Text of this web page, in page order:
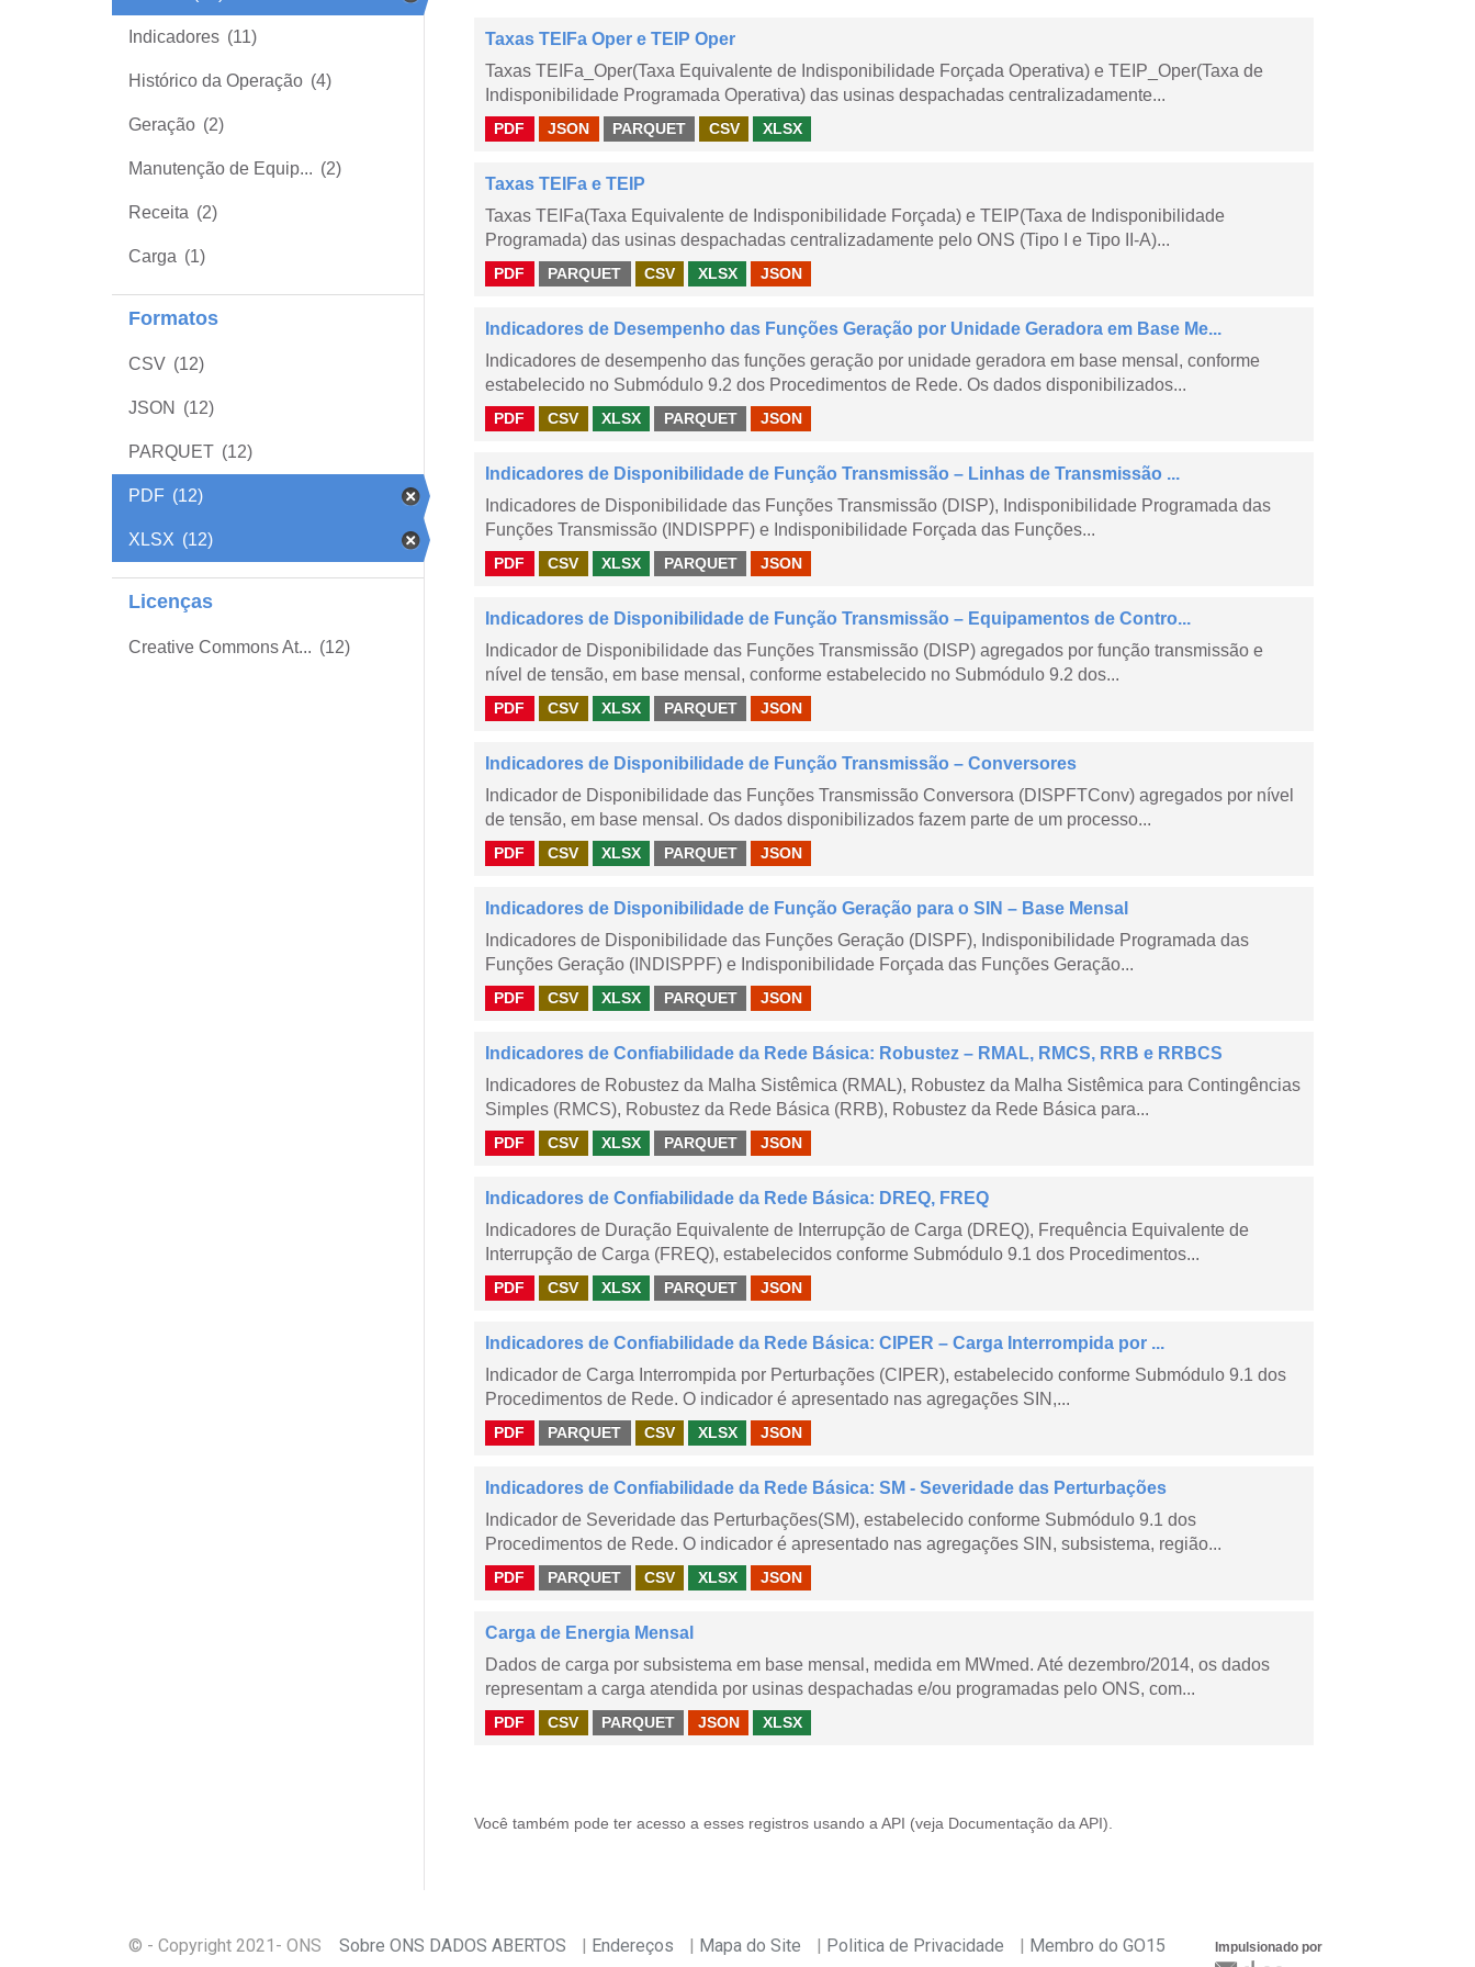
Indicadores (11)
Histórico da Operação (4)
Geração (2)
Manutenção de Equip... (2)
Receita (2)
Carga (1)
Formatos
CSV (12)
JSON (12)
PARQUET (12)
PDF (12)
XLSX (12)
Licenças
Creative Commons At... (12)
Taxas TEIFa Oper e TEIP Oper
Taxas TEIFa_Oper(Taxa Equivalente de Indisponibilidade Forçada Operativa) e TEIP_Oper(Taxa de
Indisponibilidade Programada Operativa) das usinas despachadas centralizadamente...
PDF JSON PARQUET CSV XLSX
Taxas TEIFa e TEIP
Taxas TEIFa(Taxa Equivalente de Indisponibilidade Forçada) e TEIP(Taxa de Indisponibilidade
Programada) das usinas despachadas centralizadamente pelo ONS (Tipo I e Tipo II-A)...
PDF PARQUET CSV XLSX JSON
Indicadores de Desempenho das Funções Geração por Unidade Geradora em Base Me...
Indicadores de desempenho das funções geração por unidade geradora em base mensal, conforme
estabelecido no Submódulo 9.2 dos Procedimentos de Rede. Os dados disponibilizados...
PDF CSV XLSX PARQUET JSON
Indicadores de Disponibilidade de Função Transmissão – Linhas de Transmissão ...
Indicadores de Disponibilidade das Funções Transmissão (DISP), Indisponibilidade Programada das
Funções Transmissão (INDISPPF) e Indisponibilidade Forçada das Funções...
PDF CSV XLSX PARQUET JSON
Indicadores de Disponibilidade de Função Transmissão – Equipamentos de Contro...
Indicador de Disponibilidade das Funções Transmissão (DISP) agregados por função transmissão e
nível de tensão, em base mensal, conforme estabelecido no Submódulo 9.2 dos...
PDF CSV XLSX PARQUET JSON
Indicadores de Disponibilidade de Função Transmissão – Conversores
Indicador de Disponibilidade das Funções Transmissão Conversora (DISPFTConv) agregados por nível
de tensão, em base mensal. Os dados disponibilizados fazem parte de um processo...
PDF CSV XLSX PARQUET JSON
Indicadores de Disponibilidade de Função Geração para o SIN – Base Mensal
Indicadores de Disponibilidade das Funções Geração (DISPF), Indisponibilidade Programada das
Funções Geração (INDISPPF) e Indisponibilidade Forçada das Funções Geração...
PDF CSV XLSX PARQUET JSON
Indicadores de Confiabilidade da Rede Básica: Robustez – RMAL, RMCS, RRB e RRBCS
Indicadores de Robustez da Malha Sistêmica (RMAL), Robustez da Malha Sistêmica para Contingências
Simples (RMCS), Robustez da Rede Básica (RRB), Robustez da Rede Básica para...
PDF CSV XLSX PARQUET JSON
Indicadores de Confiabilidade da Rede Básica: DREQ, FREQ
Indicadores de Duração Equivalente de Interrupção de Carga (DREQ), Frequência Equivalente de
Interrupção de Carga (FREQ), estabelecidos conforme Submódulo 9.1 dos Procedimentos...
PDF CSV XLSX PARQUET JSON
Indicadores de Confiabilidade da Rede Básica: CIPER – Carga Interrompida por ...
Indicador de Carga Interrompida por Perturbações (CIPER), estabelecido conforme Submódulo 9.1 dos
Procedimentos de Rede. O indicador é apresentado nas agregações SIN,...
PDF PARQUET CSV XLSX JSON
Indicadores de Confiabilidade da Rede Básica: SM - Severidade das Perturbações
Indicador de Severidade das Perturbações(SM), estabelecido conforme Submódulo 9.1 dos
Procedimentos de Rede. O indicador é apresentado nas agregações SIN, subsistema, região...
PDF PARQUET CSV XLSX JSON
Carga de Energia Mensal
Dados de carga por subsistema em base mensal, medida em MWmed. Até dezembro/2014, os dados
representam a carga atendida por usinas despachadas e/ou programadas pelo ONS, com...
PDF CSV PARQUET JSON XLSX
Você também pode ter acesso a esses registros usando a API (veja Documentação da API ).
© - Copyright 2021 - ONS Sobre ONS DADOS ABERTOS Endereços Mapa do Site Politica de Privacidade Membro do GO15 Impulsionado por